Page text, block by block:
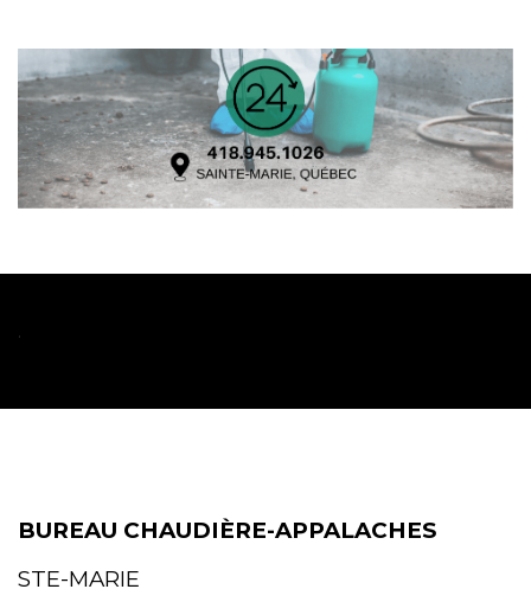
.
BUREAU CHAUDIÈRE-APPALACHES
STE-MARIE